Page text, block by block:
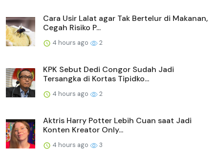
Cara Usir Lalat agar Tak Bertelur di Makanan,
Cegah Risiko P...
4 hours ago 2
KPK Sebut Dedi Congor Sudah Jadi
Tersangka di Kortas Tipidko...
4 hours ago 2
Aktris Harry Potter Lebih Cuan saat Jadi
Konten Kreator Only...
4 hours ago 3